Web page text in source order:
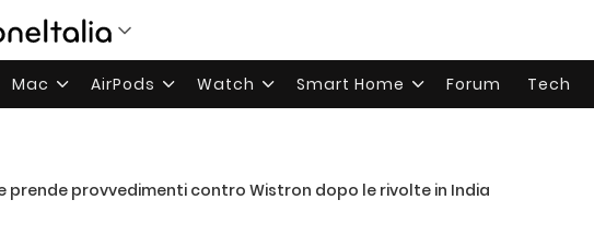
Mac AirPods Watch Smart Home Forum Tech
prende provvedimenti contro Wistron dopo le rivolte in India